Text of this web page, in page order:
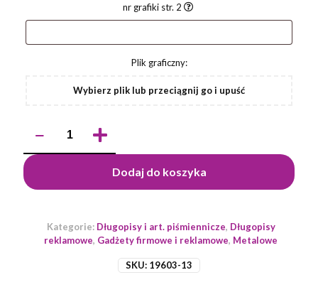
nr grafiki str. 2
Plik graficzny:
Wybierz plik lub przeciągnij go i upuść
Długopis
Dodaj do koszyka
SKU: 19603-13
Kategorie: Długopisy i art. piśmiennicze, Długopisy
reklamowe, Gadżety firmowe i reklamowe, Metalowe